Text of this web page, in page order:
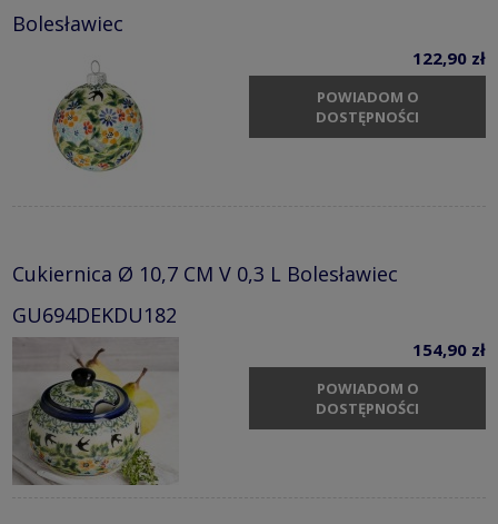
Bolesławiec
122,90 zł
POWIADOM O
DOSTĘPNOŚCI
Cukiernica Ø 10,7 CM V 0,3 L Bolesławiec
GU694DEKDU182
154,90 zł
POWIADOM O
DOSTĘPNOŚCI